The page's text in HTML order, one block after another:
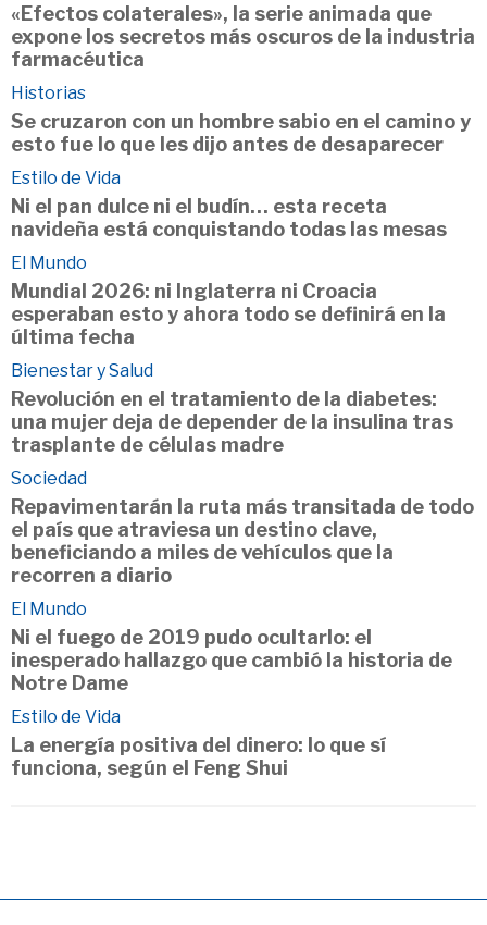
«Efectos colaterales», la serie animada que
expone los secretos más oscuros de la industria
farmacéutica
Historias
Se cruzaron con un hombre sabio en el camino y
esto fue lo que les dijo antes de desaparecer
Estilo de Vida
Ni el pan dulce ni el budín… esta receta
navideña está conquistando todas las mesas
El Mundo
Mundial 2026: ni Inglaterra ni Croacia
esperaban esto y ahora todo se definirá en la
última fecha
Bienestar y Salud
Revolución en el tratamiento de la diabetes:
una mujer deja de depender de la insulina tras
trasplante de células madre
Sociedad
Repavimentarán la ruta más transitada de todo
el país que atraviesa un destino clave,
beneficiando a miles de vehículos que la
recorren a diario
El Mundo
Ni el fuego de 2019 pudo ocultarlo: el
inesperado hallazgo que cambió la historia de
Notre Dame
Estilo de Vida
La energía positiva del dinero: lo que sí
funciona, según el Feng Shui